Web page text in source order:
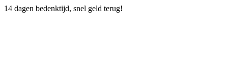
14 dagen bedenktijd, snel geld terug!